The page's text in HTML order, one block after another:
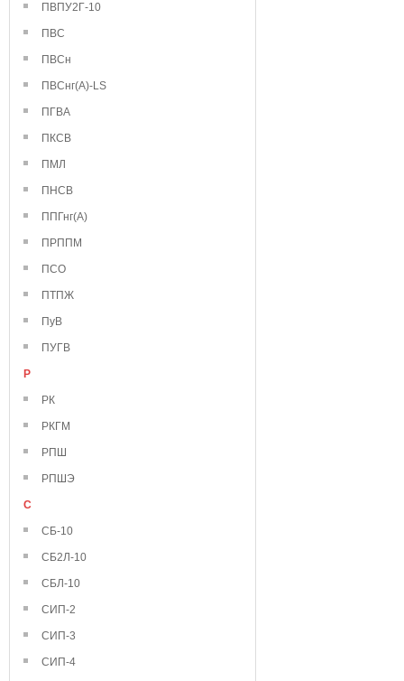
ПВПУ2Г-10
ПВС
ПВСн
ПВСнг(А)-LS
ПГВА
ПКСВ
ПМЛ
ПНСВ
ППГнг(А)
ПРППМ
ПСО
ПТПЖ
ПуВ
ПУГВ
Р
РК
РКГМ
РПШ
РПШЭ
С
СБ-10
СБ2Л-10
СБЛ-10
СИП-2
СИП-3
СИП-4